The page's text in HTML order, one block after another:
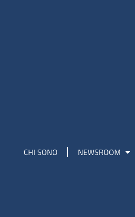
CHI SONO NEWSROOM